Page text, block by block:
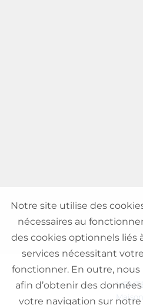
Maisons
Notre site utilise des
nécessaires au
des cookies optionnels liés
services nécessitant
fonctionner. En outre,
afin d’obtenir des
votre navigation sur